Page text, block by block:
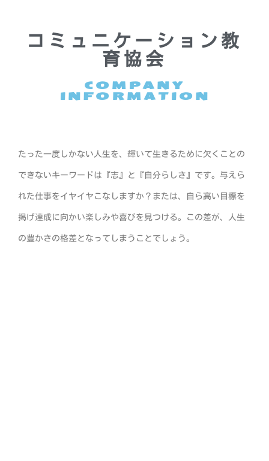
コミュニケーション教
育協会
COMPANY
INFORMATION
たった一度しかない人生を、輝いて生きるために欠くことの
できないキーワードは『志』と『自分らしさ』です。与えら
れた仕事をイヤイヤこなしますか？または、自ら高い目標を
掲げ達成に向かい楽しみや喜びを見つける。この差が、人生
の豊かさの格差となってしまうことでしょう。